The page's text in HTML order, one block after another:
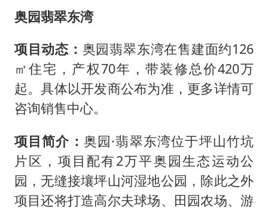
奥园翡翠东湾
项目动态： 奥园翡翠东湾在售建面约126
㎡住宅，产权70年，带装修总价420万
起。具体以开发商公布为准，更多详情可
咨询销售中心。
项目简介： 奥园·翡翠东湾位于坪山竹坑
片区，项目配有2万平奥园生态运动公
园，无缝接壤坪山河湿地公园，除此之外
项目还将打造高尔夫球场、田园农场、游